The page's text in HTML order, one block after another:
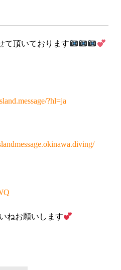
て頂いております
?hl=ja
ねお願いします